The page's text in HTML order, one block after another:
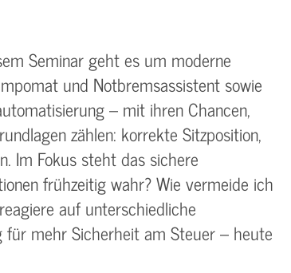
Seminar geht es um moderne
und Notbremsassistent sowie
– mit ihren Chancen,
zählen: korrekte Sitzposition,
Im Fokus steht das sichere
frühzeitig wahr? Wie vermeide ich
auf unterschiedliche
für mehr Sicherheit am Steuer – heute